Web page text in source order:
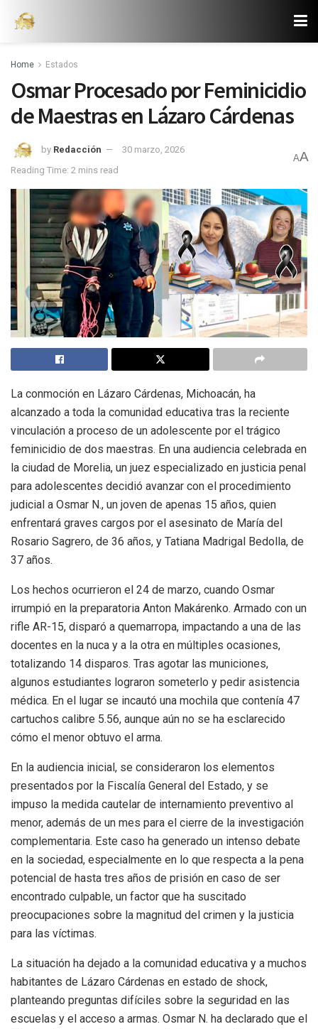
Home Estados
Osmar Procesado por Feminicidio
de Maestras en Lázaro Cárdenas
by Redacción
30 marzo, 2026
Reading Time: 2 mins read
AA
La conmoción en Lázaro Cárdenas, Michoacán, ha
alcanzado a toda la comunidad educativa tras la reciente
vinculación a proceso de un adolescente por el trágico
feminicidio de dos maestras. En una audiencia celebrada en
la ciudad de Morelia, un juez especializado en justicia penal
para adolescentes decidió avanzar con el procedimiento
judicial a Osmar N., un joven de apenas 15 años, quien
enfrentará graves cargos por el asesinato de María del
Rosario Sagrero, de 36 años, y Tatiana Madrigal Bedolla, de
37 años.
Los hechos ocurrieron el 24 de marzo, cuando Osmar
irrumpió en la preparatoria Anton Makárenko. Armado con un
rifle AR-15, disparó a quemarropa, impactando a una de las
docentes en la nuca y a la otra en múltiples ocasiones,
totalizando 14 disparos. Tras agotar las municiones,
algunos estudiantes lograron someterlo y pedir asistencia
médica. En el lugar se incautó una mochila que contenía 47
cartuchos calibre 5.56, aunque aún no se ha esclarecido
cómo el menor obtuvo el arma.
En la audiencia inicial, se consideraron los elementos
presentados por la Fiscalía General del Estado, y se
impuso la medida cautelar de internamiento preventivo al
menor, además de un mes para el cierre de la investigación
complementaria. Este caso ha generado un intenso debate
en la sociedad, especialmente en lo que respecta a la pena
potencial de hasta tres años de prisión en caso de ser
encontrado culpable, un factor que ha suscitado
preocupaciones sobre la magnitud del crimen y la justicia
para las víctimas.
La situación ha dejado a la comunidad educativa y a muchos
habitantes de Lázaro Cárdenas en estado de shock,
planteando preguntas difíciles sobre la seguridad en las
escuelas y el acceso a armas. Osmar N. ha declarado que el